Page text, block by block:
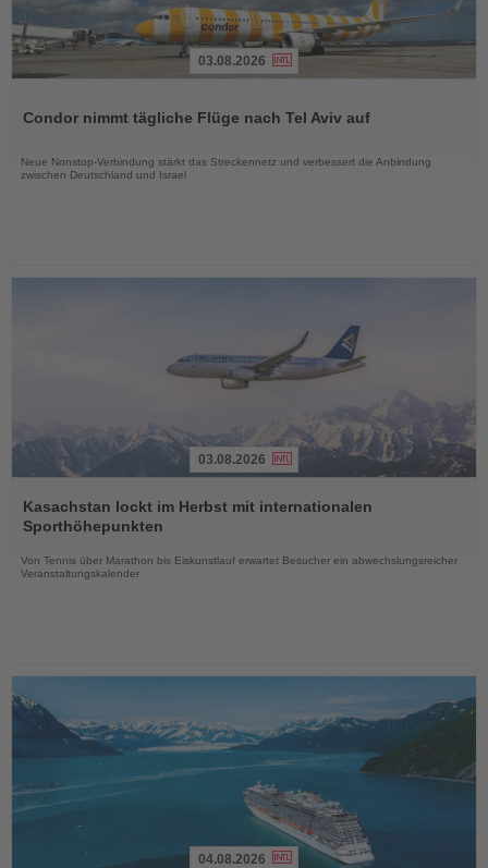
die
03.08.2026
Condor nimmt tägliche Flüge nach Tel Aviv auf
Neue Nonstop-Verbindung stärkt das Streckennetz und verbessert die Anbindung
zwischen Deutschland und Israel
Sie
die
Nachrichten
03.08.2026
Kasachstan lockt im Herbst mit internationalen
Sporthöhepunkten
Von Tennis über Marathon bis Eiskunstlauf erwartet Besucher ein abwechslungsreicher
Veranstaltungskalender
04.08.2026